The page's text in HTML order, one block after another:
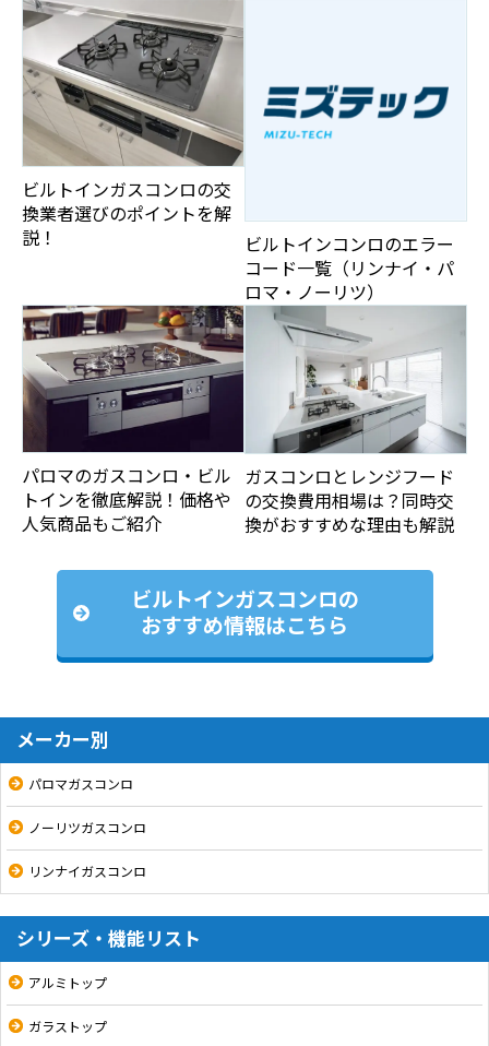
ビルトインガスコンロの交
換業者選びのポイントを解
説！
ビルトインコンロのエラー
コード一覧（リンナイ・パ
ロマ・ノーリツ）
パロマのガスコンロ・ビル
トインを徹底解説！価格や
人気商品もご紹介
ガスコンロとレンジフード
の交換費用相場は？同時交
換がおすすめな理由も解説
ビルトインガスコンロの
おすすめ情報はこちら
メーカー別
パロマガスコンロ
ノーリツガスコンロ
リンナイガスコンロ
シリーズ・機能リスト
アルミトップ
ガラストップ